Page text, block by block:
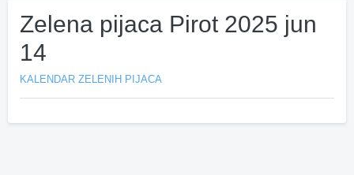
Zelena pijaca Pirot 2025 jun
14
KALENDAR ZELENIH PIJACA